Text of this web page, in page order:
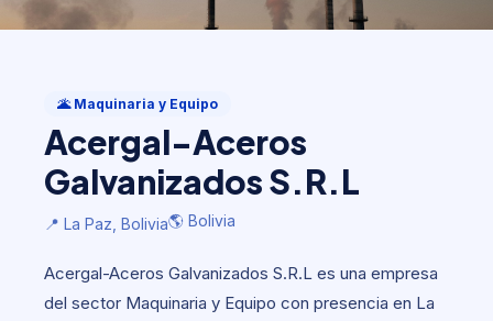
Acergal-Aceros Galvanizados
S.R.L
📍 La Paz, Bolivia 🌎 Bolivia
🌋 Maquinaria y Equipo
Acergal-Aceros
Galvanizados S.R.L
📍 La Paz, Bolivia🌎 Bolivia
Acergal-Aceros Galvanizados S.R.L es una empresa
del sector Maquinaria y Equipo con presencia en La